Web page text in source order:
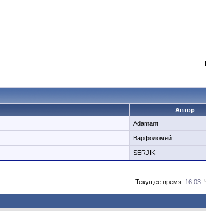
Автор
Adamant
Варфоломей
SERJIK
Текущее время: 16:03